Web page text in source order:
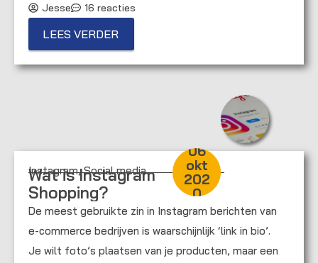
Jesse 16 reacties
LEES VERDER
Instagram,Social media
06
okt
202
0
Wat is Instagram
Shopping?
De meest gebruikte zin in Instagram berichten van
e-commerce bedrijven is waarschijnlijk ‘link in bio’.
Je wilt foto’s plaatsen van je producten, maar een